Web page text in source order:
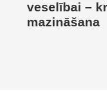
veselībai –
mazināšana